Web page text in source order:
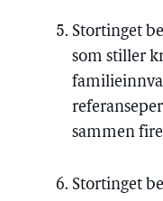
Stortinget
som stiller
sammen
Stortinget